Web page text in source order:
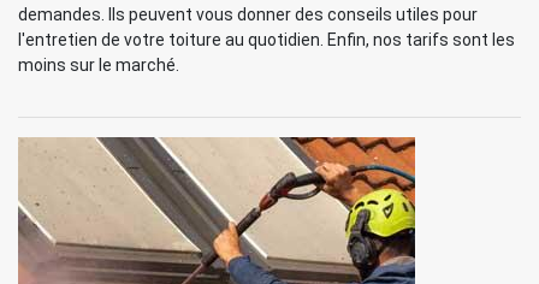
demandes. Ils peuvent vous donner des conseils utiles pour
l'entretien de votre toiture au quotidien. Enfin, nos tarifs sont les
moins sur le marché.